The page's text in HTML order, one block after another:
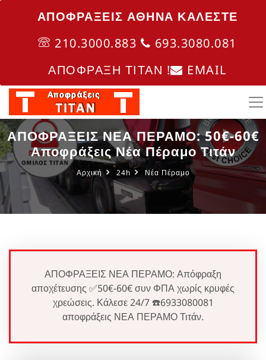
ΑΠΟΦΡΑΞΕΙΣ ΑΘΗΝΑ ΚΑΛΈΣΤΕ
210.3000.883
693.3080.081
ΑΠΟΦΡΑΞΗ ΤΙΤΑΝ !
EMAIL
ΑΠΟΦΡΑΞΕΙΣ ΝΕΑ ΠΕΡΑΜΟ: 50€-60€
Αποφράξεις Νέα Πέραμο Τιτάν
Αρχική 24h Νέα Πέραμο
ΑΠΟΦΡΑΞΕΙΣ ΝΕΑ ΠΕΡΑΜΟ: Απόφραξη
αποχέτευσης ✅50€-60€ συν ΦΠΑ χωρίς κρυφές
χρεώσεις. Κάλεσε 24/7 ☎️6933080081
αποφράξεις ΝΕΑ ΠΕΡΑΜΟ Τιτάν.